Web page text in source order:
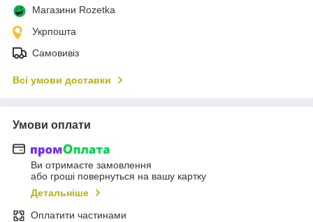
Магазини Rozetka
Укрпошта
Самовивіз
Всі умови доставки
Умови оплати
Ви отримаєте замовлення
або гроші повернуться на вашу картку
Детальніше
Оплатити частинами